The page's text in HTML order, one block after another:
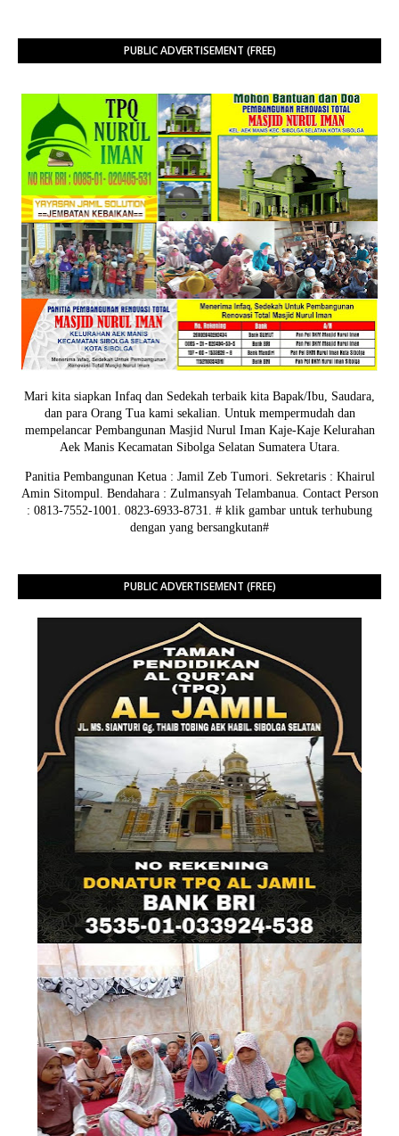
PUBLIC ADVERTISEMENT (FREE)
Mari kita siapkan Infaq dan Sedekah terbaik kita Bapak/Ibu, Saudara,
dan para Orang Tua kami sekalian. Untuk mempermudah dan
mempelancar Pembangunan Masjid Nurul Iman Kaje-Kaje Kelurahan
Aek Manis Kecamatan Sibolga Selatan Sumatera Utara.
Panitia Pembangunan Ketua : Jamil Zeb Tumori. Sekretaris : Khairul
Amin Sitompul. Bendahara : Zulmansyah Telambanua. Contact Person
: 0813-7552-1001. 0823-6933-8731. # klik gambar untuk terhubung
dengan yang bersangkutan#
PUBLIC ADVERTISEMENT (FREE)